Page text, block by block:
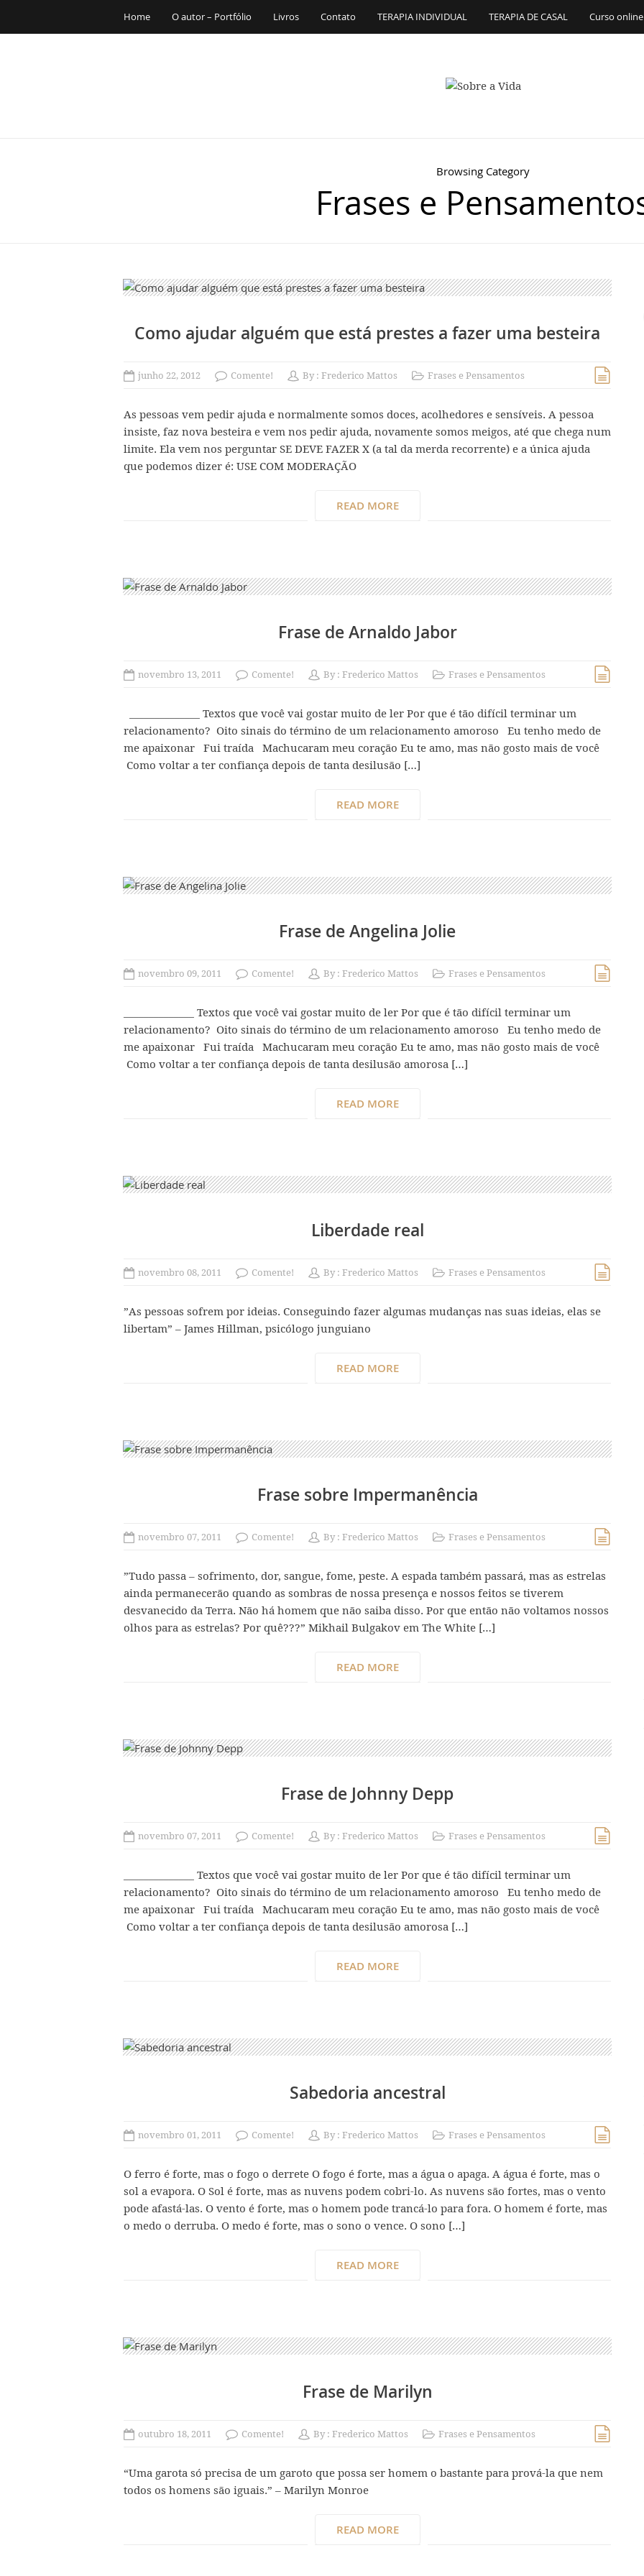
Home O autor – Portfólio Livros Contato TERAPIA INDIVIDUAL TERAPIA DE CASAL Curso
Browsing Category
Frases e
Como ajudar alguém que está prestes a fazer uma besteira
junho 22, 2012 Comente! By : Frederico Mattos Frases e Pensamentos
As pessoas vem pedir ajuda e normalmente somos doces, acolhedores e sensíveis. A pessoa
insiste, faz nova besteira e vem nos pedir ajuda, novamente somos meigos, até que chega num
limite. Ela vem nos perguntar SE DEVE FAZER X (a tal da merda recorrente) e a única ajuda
que podemos dizer é: USE COM MODERAÇÃO
READ MORE
Frase de Arnaldo Jabor
novembro 13, 2011 Comente! By : Frederico Mattos Frases e Pensamentos
______________ Textos que você vai gostar muito de ler Por que é tão difícil terminar um
relacionamento? Oito sinais do término de um relacionamento amoroso Eu tenho medo de
me apaixonar Fui traída Machucaram meu coração Eu te amo, mas não gosto mais de você
Como voltar a ter confiança depois de tanta desilusão […]
READ MORE
Frase de Angelina Jolie
novembro 09, 2011 Comente! By : Frederico Mattos Frases e Pensamentos
______________ Textos que você vai gostar muito de ler Por que é tão difícil terminar um
relacionamento? Oito sinais do término de um relacionamento amoroso Eu tenho medo de
me apaixonar Fui traída Machucaram meu coração Eu te amo, mas não gosto mais de você
Como voltar a ter confiança depois de tanta desilusão amorosa […]
READ MORE
Liberdade real
novembro 08, 2011 Comente! By : Frederico Mattos Frases e Pensamentos
‎”As pessoas sofrem por ideias. Conseguindo fazer algumas mudanças nas suas ideias, elas se
libertam” – James Hillman, psicólogo junguiano
READ MORE
Frase sobre Impermanência
novembro 07, 2011 Comente! By : Frederico Mattos Frases e Pensamentos
‎”Tudo passa – sofrimento, dor, sangue, fome, peste. A espada também passará, mas as estrelas
ainda permanecerão quando as sombras de nossa presença e nossos feitos se tiverem
desvanecido da Terra. Não há homem que não saiba disso. Por que então não voltamos nossos
olhos para as estrelas? Por quê???” Mikhail Bulgakov em The White […]
READ MORE
Frase de Johnny Depp
novembro 07, 2011 Comente! By : Frederico Mattos Frases e Pensamentos
______________ Textos que você vai gostar muito de ler Por que é tão difícil terminar um
relacionamento? Oito sinais do término de um relacionamento amoroso Eu tenho medo de
me apaixonar Fui traída Machucaram meu coração Eu te amo, mas não gosto mais de você
Como voltar a ter confiança depois de tanta desilusão amorosa […]
READ MORE
Sabedoria ancestral
novembro 01, 2011 Comente! By : Frederico Mattos Frases e Pensamentos
O ferro é forte, mas o fogo o derrete O fogo é forte, mas a água o apaga. A água é forte, mas o
sol a evapora. O Sol é forte, mas as nuvens podem cobri-lo. As nuvens são fortes, mas o vento
pode afastá-las. O vento é forte, mas o homem pode trancá-lo para fora. O homem é forte, mas
o medo o derruba. O medo é forte, mas o sono o vence. O sono […]
READ MORE
Frase de Marilyn
outubro 18, 2011 Comente! By : Frederico Mattos Frases e Pensamentos
“Uma garota só precisa de um garoto que possa ser homem o bastante para prová-la que nem
todos os homens são iguais.” – Marilyn Monroe
READ MORE